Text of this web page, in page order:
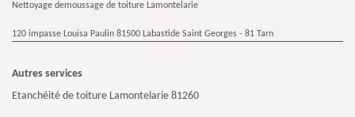
Nettoyage demoussage de toiture Lamontelarie
120 impasse Louisa Paulin 81500 Labastide Saint Georges - 81 Tarn
Autres services
Etanchéité de toiture Lamontelarie 81260